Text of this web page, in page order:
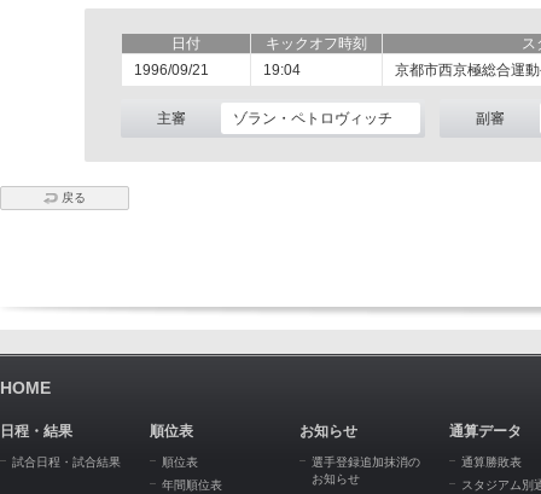
日付 キックオフ時刻
ス
1996/09/21
19:04 京都市西京極総合運
主審 ゾラン・ペトロヴィッチ 副審
戻る
HOME
日程・結果
試合日程・試合結果
順位表
順位表
年間順位表
お知らせ
選手登録追加抹消の
お知らせ
通算データ
通算勝敗表
スタジアム別